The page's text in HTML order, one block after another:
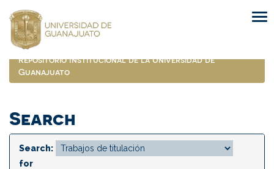
navigation
Repositorio Institucional de la Universidad de
Guanajuato
Search
Search:
for